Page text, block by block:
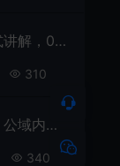
影视剪辑一站式讲解，0基础入门到精通，全流程实操
310
外卖CPS项目，公域内容变现，零基础可上手，无需囤货、不用发货、不必露脸、纯佣变现
340